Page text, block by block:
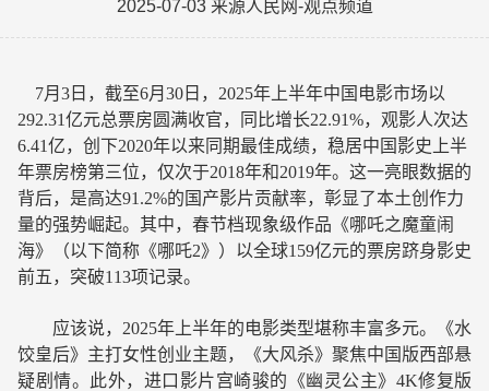
2025-07-03 来源人民网-观点频道
7月3日， 截至6月30日，2025年上半年中国电影市场以
292.31亿元总票房圆满收官，同比增长22.91%，观影人次达
6.41亿，创下2020年以来同期最佳成绩，稳居中国影史上半
年票房榜第三位，仅次于2018年和2019年。这一亮眼数据的
背后，是高达91.2%的国产影片贡献率，彰显了本土创作力
量的强势崛起。其中，春节档现象级作品《哪吒之魔童闹
海》（以下简称《哪吒2》）以全球159亿元的票房跻身影史
前五，突破113项记录。
应该说，2025年上半年的电影类型堪称丰富多元。《水
饺皇后》主打女性创业主题，《大风杀》聚焦中国版西部悬
疑剧情。此外，进口影片宫崎骏的《幽灵公主》4K修复版